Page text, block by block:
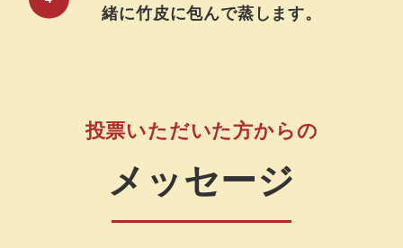
緒に竹皮に包んで蒸します。
投票いただいた方からの
メッセージ